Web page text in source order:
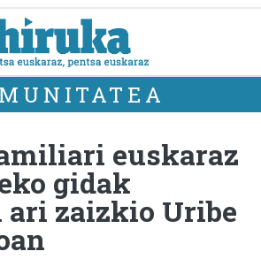
euskaraz
gidak
ari zaizkio Uribe